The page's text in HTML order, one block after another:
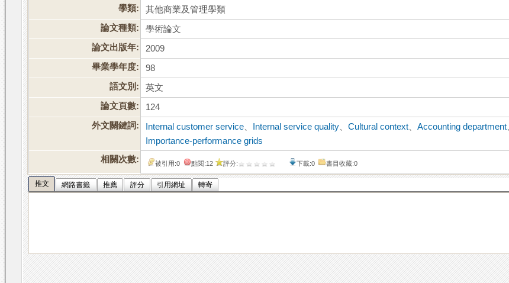
學類:
其他商業及管理學類
論文種類:
學術論文
論文出版年:
2009
畢業學年度:
98
語文別:
英文
論文頁數:
124
外文關鍵詞:
Internal customer service Internal service quality 、Cultural context 、Accounting department
Importance-performance grids
相關次數:
被引用:0 點閱:12 評分: 下載:0 書目收藏:0
推文 網路書籤 推薦 評分 引用網址 轉寄